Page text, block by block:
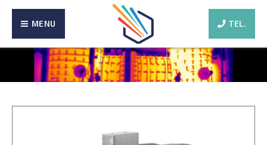
TEL.
MENU